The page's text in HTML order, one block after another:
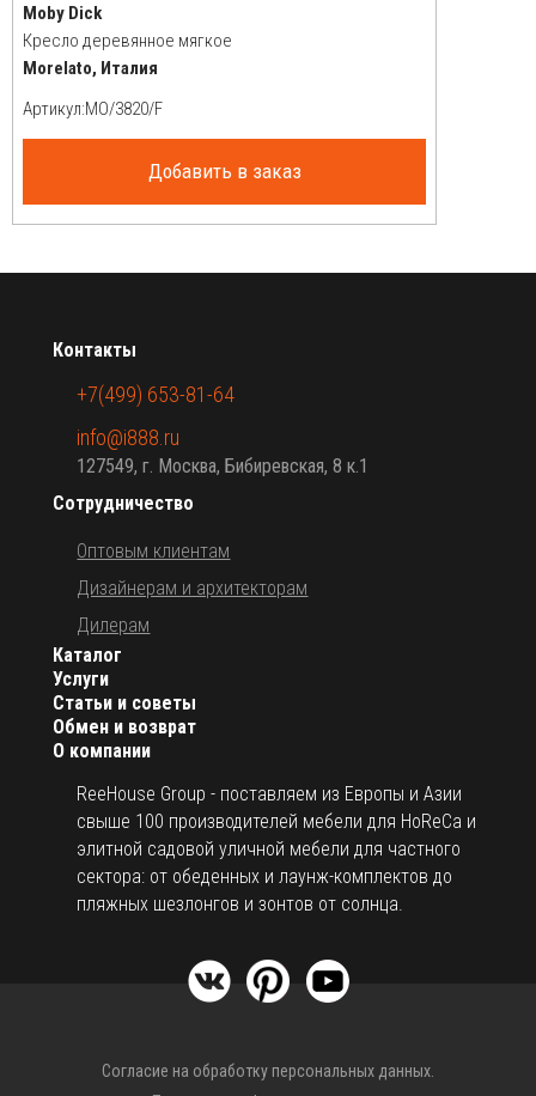
Moby Dick
Кресло деревянное мягкое
Morelato, Италия
Артикул:
Добавить в заказ
О компании
ReeHouse Group - поставляем из Европы и Азии
свыше 100 производителей мебели для HoReCa и
элитной садовой уличной мебели для частного
сектора: от обеденных и лаунж-комплектов до
пляжных шезлонгов и зонтов от солнца.
Каталог
Услуги
Статьи и советы
Обмен и возврат
Сотрудничество
Оптовым клиентам
Дизайнерам и архитекторам
Дилерам
Контакты
+7(499) 653-81-64
info@i888.ru
127549, г. Москва, Бибиревская, 8 к.1
Согласие на обработку персональных данных.